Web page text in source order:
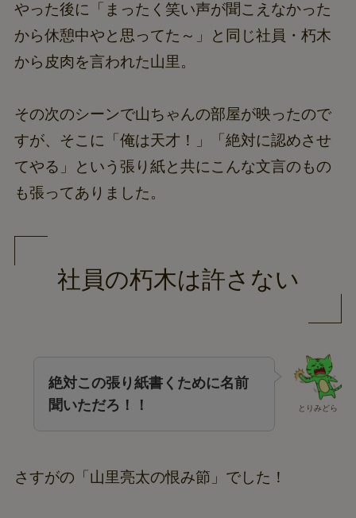
やった後に「まったく笑い声が聞こえなかった
から休憩中やと思ってた～」と同じ社員・朽木
から皮肉を言われた山里。
その次のシーンで山ちゃんの部屋が映ったので
すが、そこに「俺は天才！」「絶対に認めさせ
てやる」という張り紙と共にこんな文言のもの
も張ってありました。
社員の朽木は許さない
とりみどら
絶対この張り紙書くために名前
聞いただろ！！
さすがの「山里亮太の恨み節」でした！